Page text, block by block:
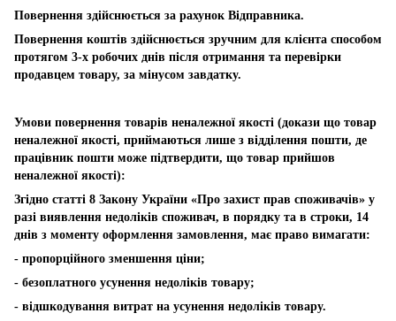
Повернення здійснюється за рахунок Відправника.
Повернення коштів здійснюється зручним для клієнта способом
протягом 3-х робочих днів після отримання та перевірки
продавцем товару, за мінусом завдатку.
Умови повернення товарів неналежної якості (докази що товар
неналежної якості, приймаються лише з відділення пошти, де
працівник пошти може підтвердити, що товар прийшов
неналежної якості):
Згідно статті 8 Закону України «Про захист прав споживачів» у
разі виявлення недоліків споживач, в порядку та в строки, 14
днів з моменту оформлення замовлення, має право вимагати:
- пропорційного зменшення ціни;
- безоплатного усунення недоліків товару;
- відшкодування витрат на усунення недоліків товару.